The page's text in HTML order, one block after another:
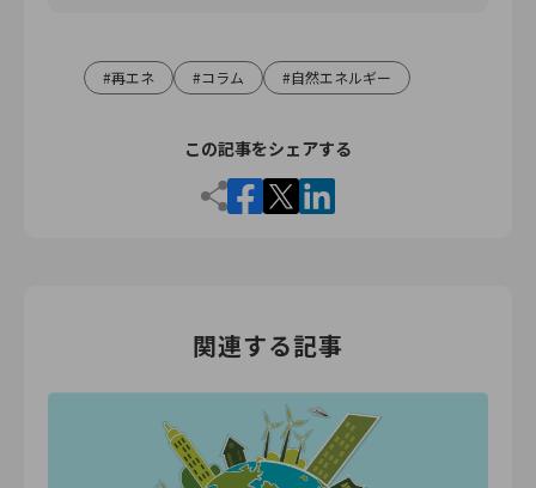
再エネ コラム 自然エネルギー
この記事をシェアする
関連する記事